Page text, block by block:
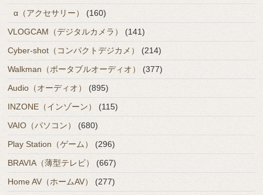
α（アクセサリー）
(160)
VLOGCAM（デジタルカメラ）
(141)
Cyber-shot（コンパクトデジカメ）
(214)
Walkman（ポータブルオーディオ）
(377)
Audio（オーディオ）
(895)
INZONE（インゾーン）
(115)
VAIO（パソコン）
(680)
Play Station（ゲーム）
(296)
BRAVIA（薄型テレビ）
(667)
Home AV（ホームAV）(277)